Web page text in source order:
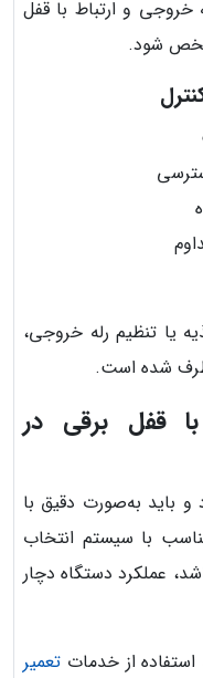
و ارتباط با قفل
شود.
یا تنظیم رله خروجی،
شده است.
قفل برقی در
و باید به‌صورت دقیق با
با سیستم انتخاب
عملکرد دستگاه دچار
از خدمات تعمیر